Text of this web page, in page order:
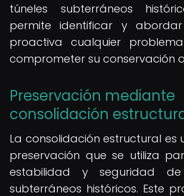
túneles subterráneos
permite identificar y
proactiva cualquier
comprometer su conservación
Preservación mediante
consolidación
La consolidación estructural es
preservación que se utiliza
estabilidad y seguridad
subterráneos históricos. Este